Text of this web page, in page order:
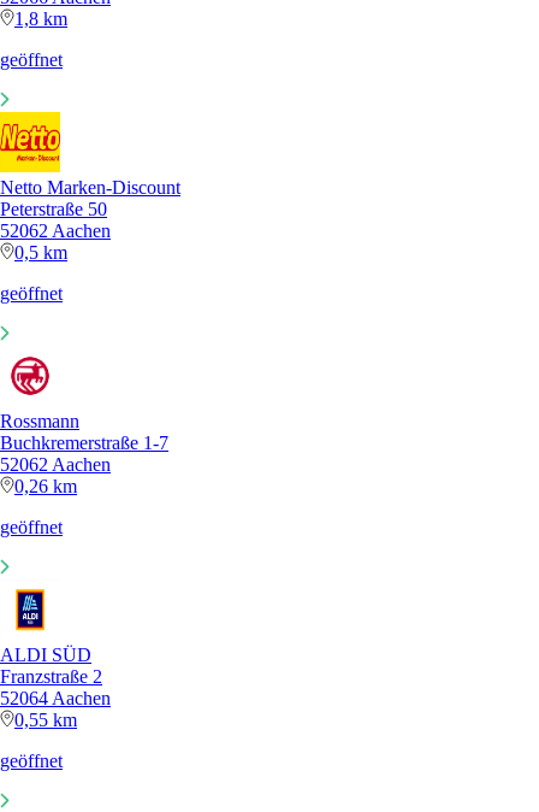
1,8 km
geöffnet
Netto Marken-Discount
Peterstraße 50
52062 Aachen
0,5 km
geöffnet
Rossmann
Buchkremerstraße 1-7
52062 Aachen
0,26 km
geöffnet
ALDI SÜD
Franzstraße 2
52064 Aachen
0,55 km
geöffnet